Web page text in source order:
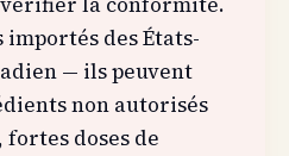
des États-
— ils peuvent
non autorisés
doses de